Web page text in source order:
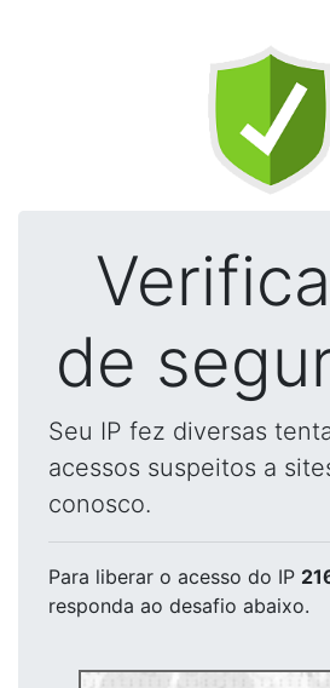
de
Seu IP fez diversas
acessos suspeitos a
conosco.
Para liberar o acesso do IP
responda ao desafio abaixo.